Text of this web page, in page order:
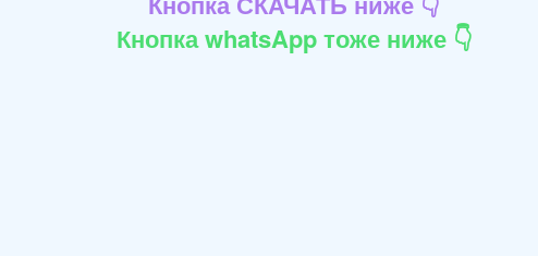
Кнопка whatsApp тоже ниже 👇